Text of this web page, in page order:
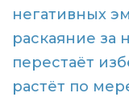
негативных
раскаяние за
перестаёт
растёт по